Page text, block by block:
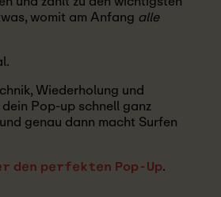
womit am Anfang alle
Wiederholung und
Pop-up schnell ganz
genau dann macht Surfen
den perfekten Pop-Up.